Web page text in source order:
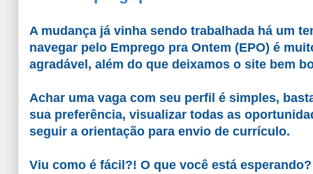
A mudança já vinha sendo trabalhada há um
navegar pelo Emprego pra Ontem (EPO) é
agradável, além do que deixamos o site bem
Achar uma vaga com seu perfil é simples,
sua preferência, visualizar todas as
seguir a orientação para envio de currículo.
Viu como é fácil?! O que você está